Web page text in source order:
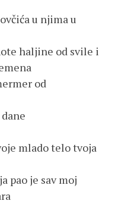
u njima u
haljine od svile i
od
mlado telo tvoja
pao je sav moj